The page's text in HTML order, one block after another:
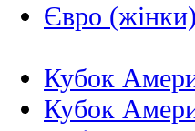
Євро (жінки)
Кубок
Кубок